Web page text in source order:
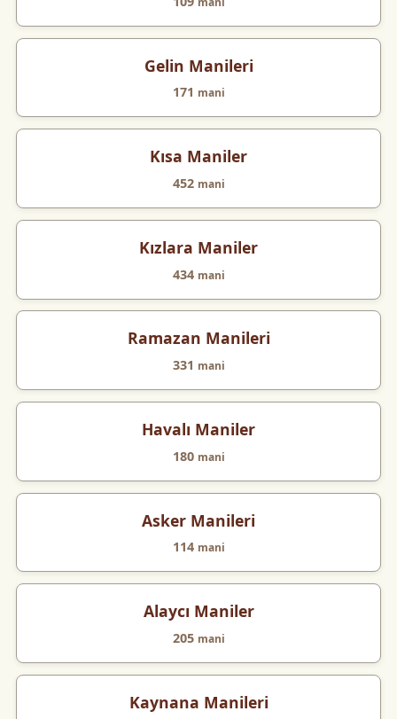
Gelin Manileri
171 mani
Kısa Maniler
452 mani
Kızlara Maniler
434 mani
Ramazan Manileri
331 mani
Havalı Maniler
180 mani
Asker Manileri
114 mani
Alaycı Maniler
205 mani
Kaynana Manileri